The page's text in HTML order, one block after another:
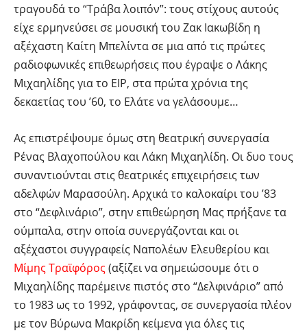
τραγουδά το “Τράβα λοιπόν”: τους στίχους αυτούς
είχε ερμηνεύσει σε μουσική του Ζακ Ιακωβίδη η
αξέχαστη Καίτη Μπελίντα σε μια από τις πρώτες
ραδιοφωνικές επιθεωρήσεις που έγραψε ο Λάκης
Μιχαηλίδης για το ΕΙΡ, στα πρώτα χρόνια της
δεκαετίας του ’60, το Ελάτε να γελάσουμε…
Ας επιστρέψουμε όμως στη θεατρική συνεργασία
Ρένας Βλαχοπούλου και Λάκη Μιχαηλίδη. Οι δυο τους
συναντιούνται στις θεατρικές επιχειρήσεις των
αδελφών Μαρασούλη. Αρχικά το καλοκαίρι του ’83
στο “Δεφλινάριο”, στην επιθεώρηση Μας πρήξανε τα
ούμπαλα, στην οποία συνεργάζονται και οι
αξέχαστοι συγγραφείς Ναπολέων Ελευθερίου και
Μίμης Τραϊφόρος(αξίζει να σημειώσουμε ότι ο
Μιχαηλίδης παρέμεινε πιστός στο “Δελφινάριο” από
το 1983 ως το 1992, γράφοντας, σε συνεργασία πλέον
με τον Βύρωνα Μακρίδη κείμενα για όλες τις